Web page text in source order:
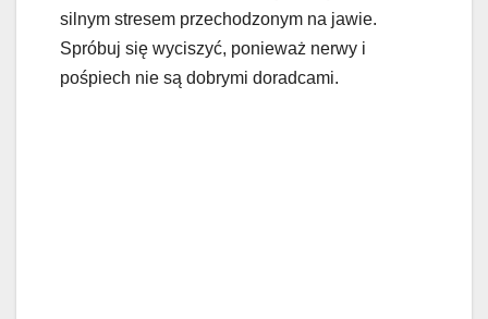
silnym stresem przechodzonym na jawie.
Spróbuj się wyciszyć, ponieważ nerwy i
pośpiech nie są dobrymi doradcami.